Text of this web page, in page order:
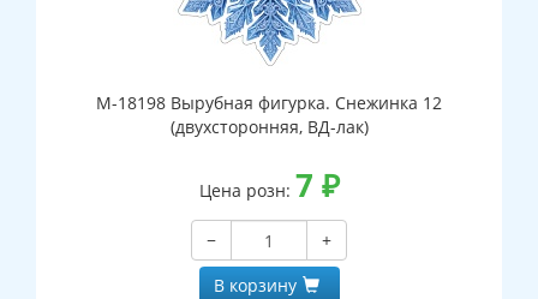
М-18198 Вырубная фигурка. Снежинка 12
(двухсторонняя, ВД-лак)
Цена розн: 7 ₽
−
+
В корзину